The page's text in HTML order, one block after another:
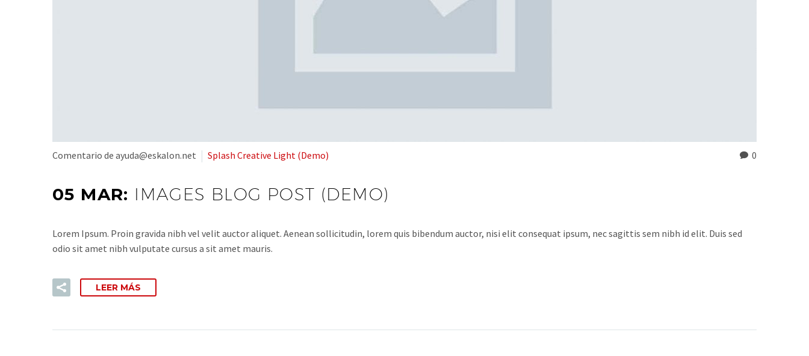
0
Comentario de ayuda@eskalon.net Splash Creative Light (Demo)
05 MAR: IMAGES BLOG POST (DEMO)
Lorem Ipsum. Proin gravida nibh vel velit auctor aliquet. Aenean sollicitudin, lorem quis bibendum auctor, nisi elit consequat ipsum, nec sagittis sem nibh id elit. Duis sed
odio sit amet nibh vulputate cursus a sit amet mauris.
LEER MÁS